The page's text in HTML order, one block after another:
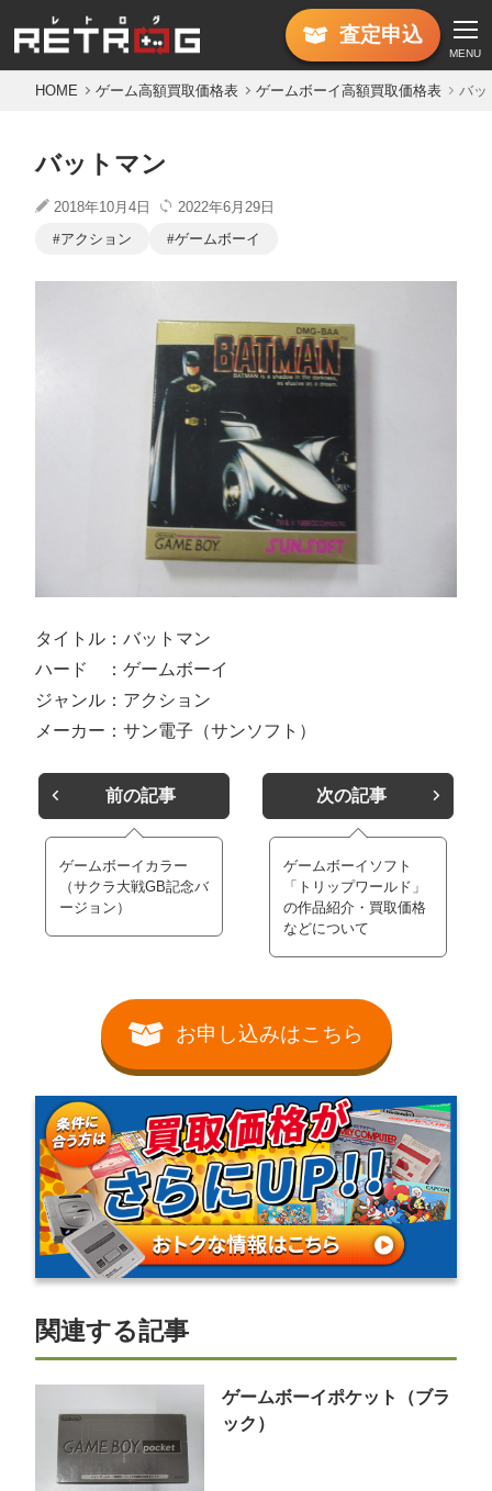
査定申込
MENU
HOME ゲーム高額買取価格表 ゲームボーイ高額買取価格表 バッ
バットマン
2018年10月4日
2022年6月29日
アクション
ゲームボーイ
タイトル：バットマン
ハード ：ゲームボーイ
ジャンル：アクション
メーカー：サン電子（サンソフト）
前の記事
ゲームボーイカラー
（サクラ大戦GB記念バ
ージョン）
次の記事
ゲームボーイソフト
「トリップワールド」
の作品紹介・買取価格
などについて
お申し込みはこちら
関連する記事
ゲームボーイポケット（ブラ
ック）